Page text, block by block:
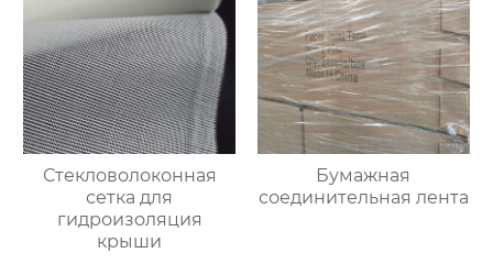
Стекловолоконная
сетка для
гидроизоляция
крыши
Бумажная
соединительная лента